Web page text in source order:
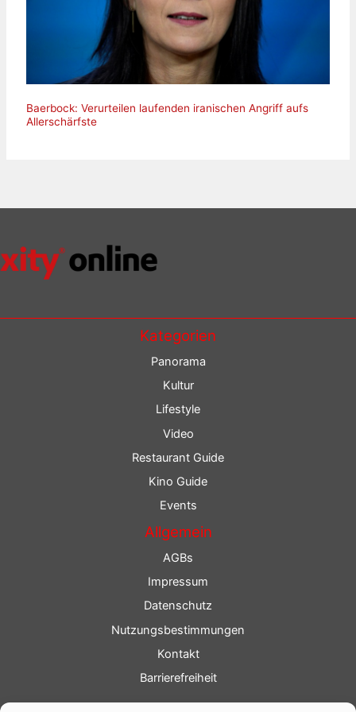
Baerbock: Verurteilen laufenden iranischen Angriff aufs
Allerschärfste
Kategorien
Panorama
Kultur
Lifestyle
Video
Restaurant Guide
Kino Guide
Events
Allgemein
AGBs
Impressum
Datenschutz
Nutzungsbestimmungen
Kontakt
Barrierefreiheit